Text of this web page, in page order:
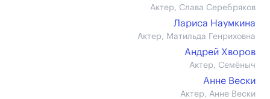
Актер, Слава Серебряков
Лариса Наумкина
Актер, Матильда Генриховна
Андрей Хворов
Актер, Семёныч
Анне Вески
Актер, Анне Вески